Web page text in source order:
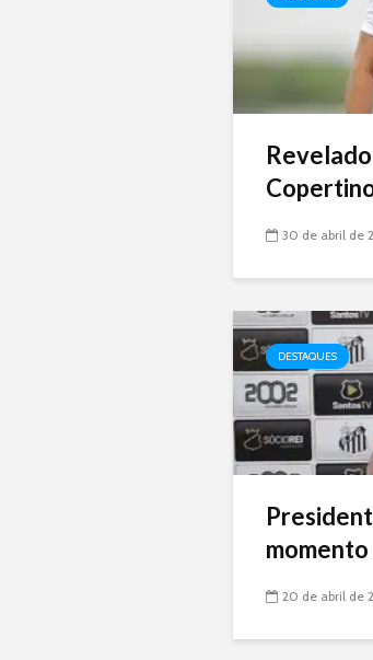
30 de abril de
DESTAQUES
momento
20 de abril de